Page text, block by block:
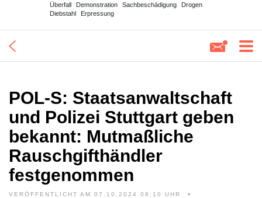
Überfall
Demonstration Sachbeschädigung
Drogen
Diebstahl
Erpressung
POL-S: Staatsanwaltschaft
und Polizei Stuttgart geben
bekannt: Mutmaßliche
Rauschgifthändler
festgenommen
VERÖFFENTLICHT AM 07.10.2024 08:10 UHR